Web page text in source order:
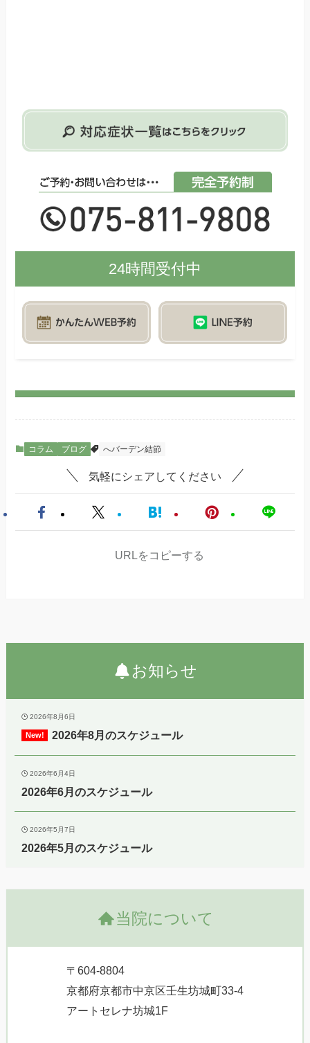
24時間受付中
コラム ブログ へバーデン結節
気軽にシェアしてください
URLをコピーする
お知らせ
2026年8月6日
2026年8月のスケジュール
2026年6月4日
2026年6月のスケジュール
2026年5月7日
2026年5月のスケジュール
当院について
〒604-8804
京都府京都市中京区壬生坊城町33-4
アートセレナ坊城1F